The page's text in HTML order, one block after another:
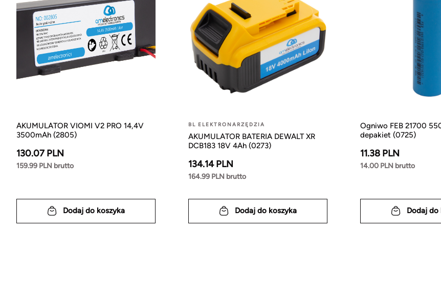
AKUMULATOR VIOMI V2 PRO 14,4V
3500mAh (2805)
130.07 PLN
159.99 PLN brutto
Dodaj do koszyka
BL ELEKTRONARZĘDZIA
AKUMULATOR BATERIA DEWALT XR
DCB183 18V 4Ah (0273)
134.14 PLN
164.99 PLN brutto
Dodaj do koszyka
Ogniwo FEB 21700
depakiet (0725)
11.38 PLN
14.00 PLN brutto
Dodaj do